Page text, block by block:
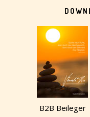
B2B Beileger